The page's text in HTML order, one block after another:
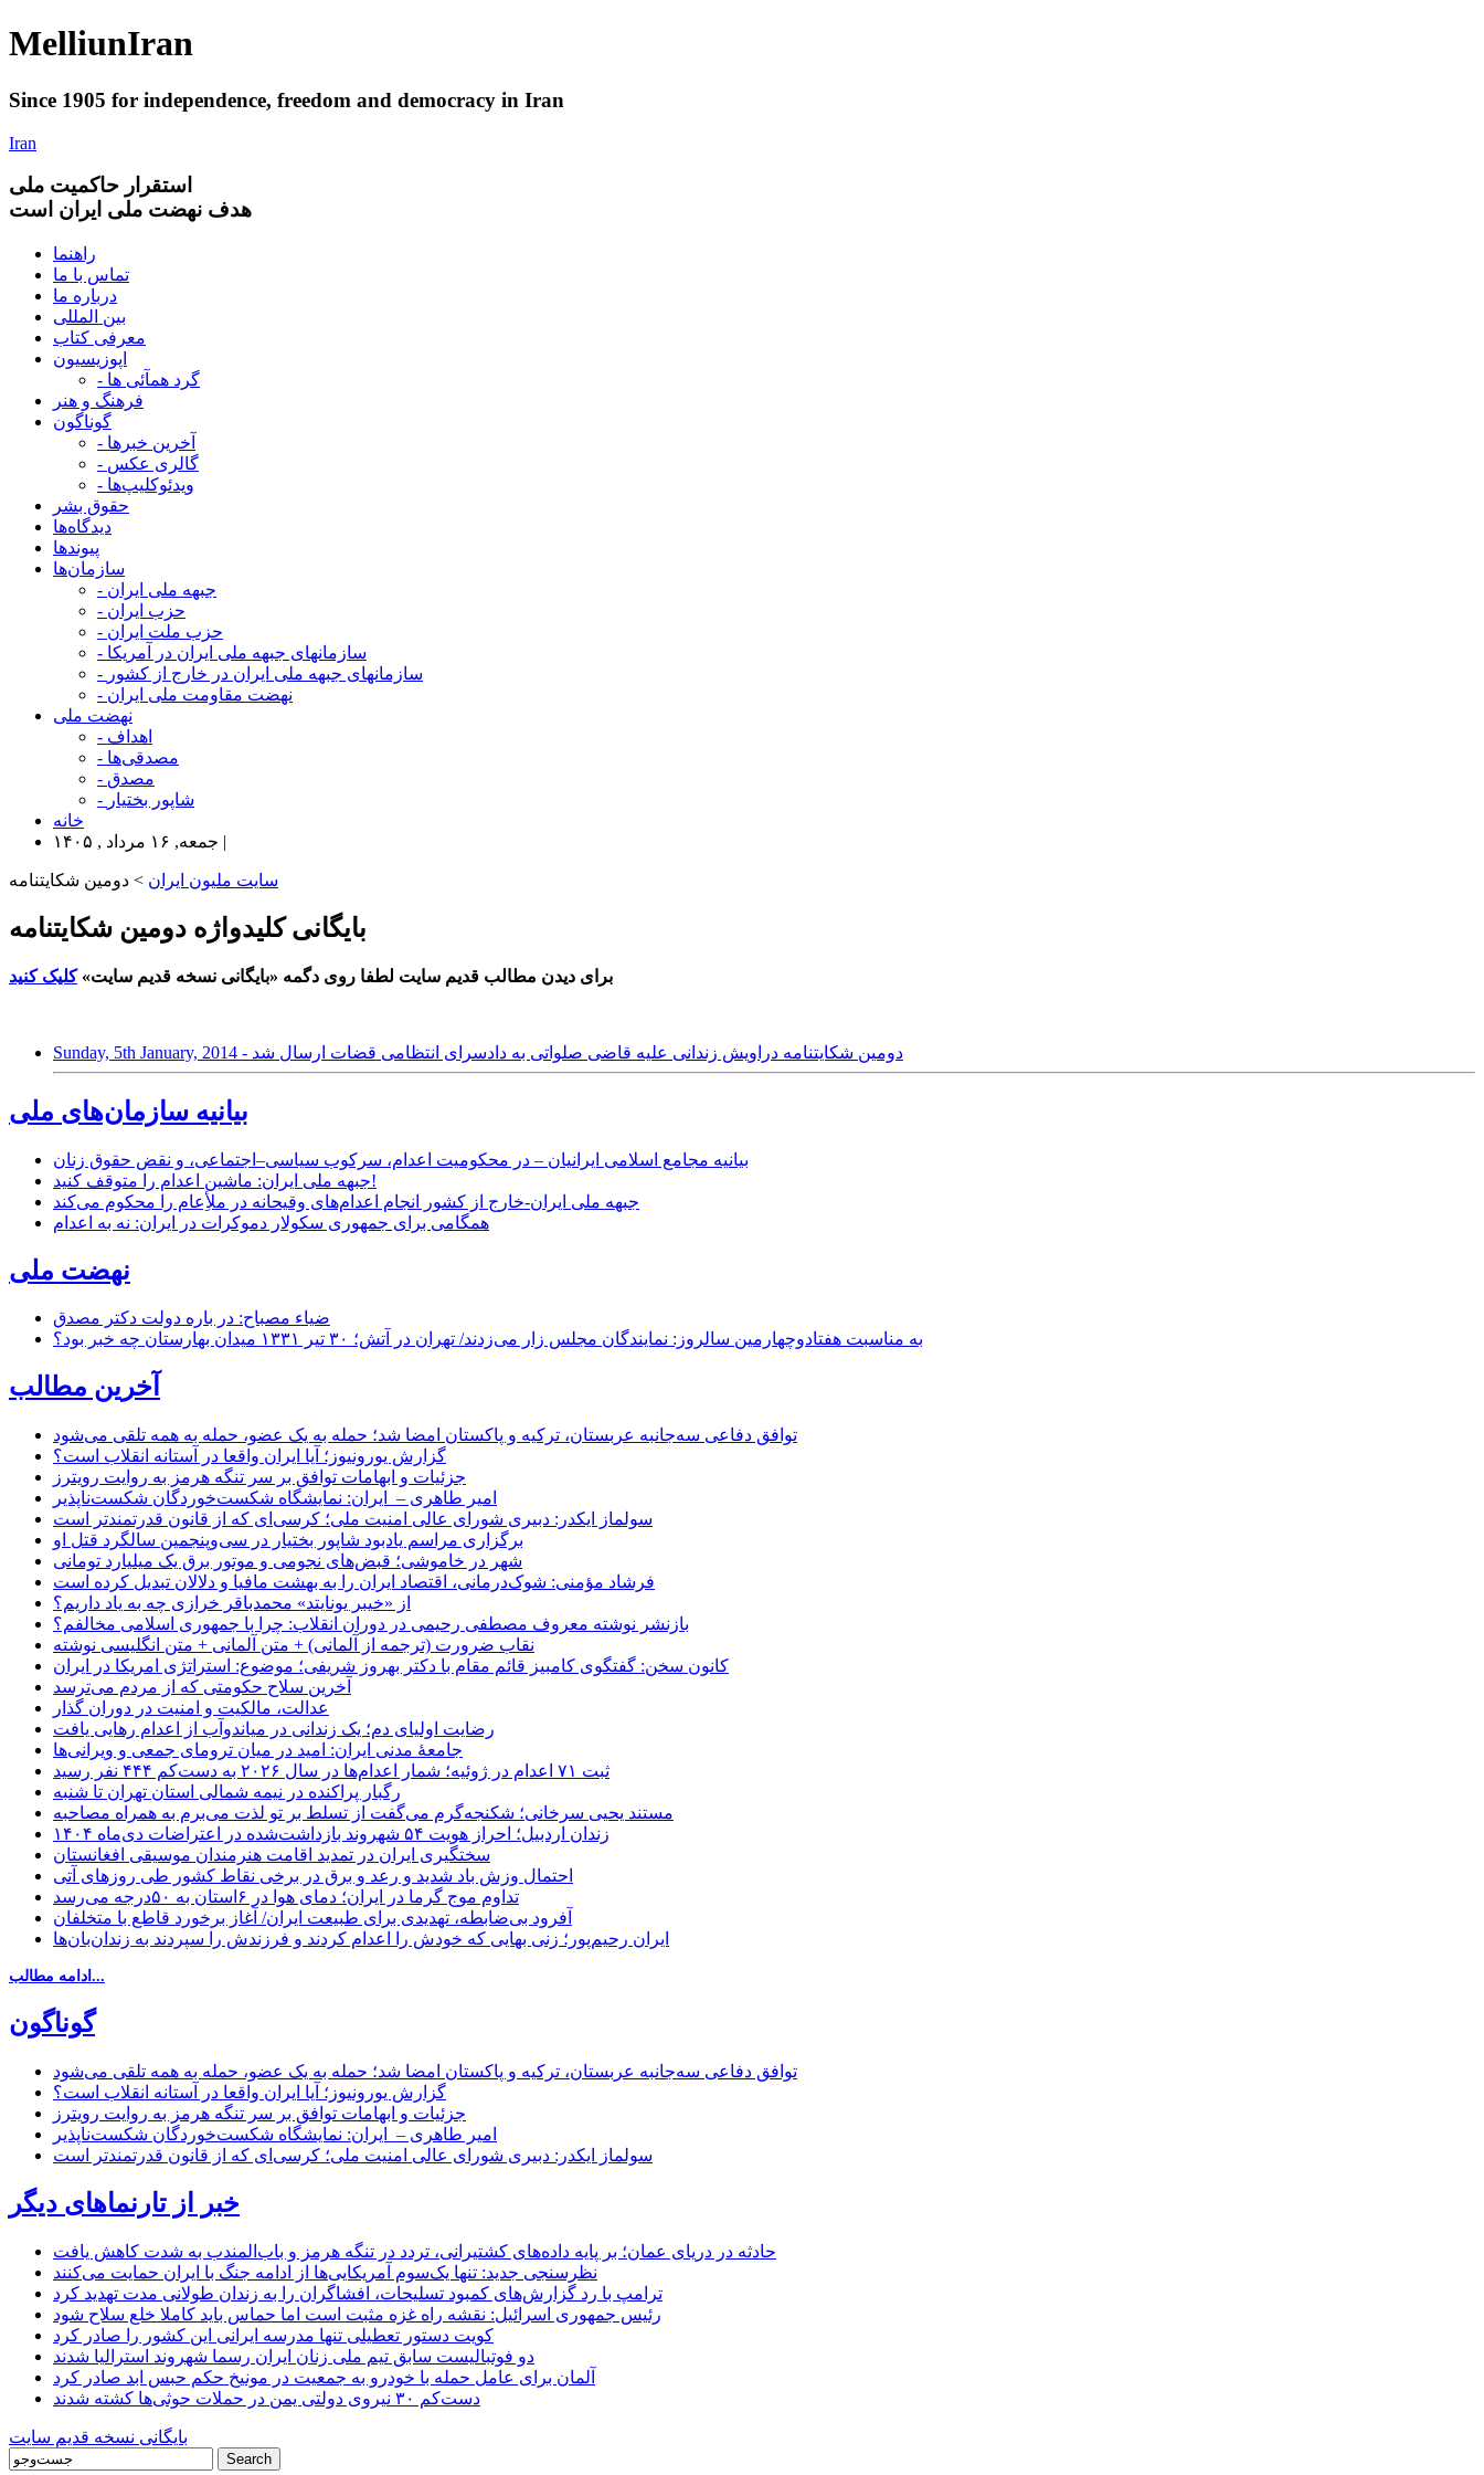
MelliunIran
Since 1905 for independence, freedom and democracy in Iran
Iran
استقرار حاکميت ملی
هدف نهضت ملی ایران است
راهنما
تماس با ما
درباره ما
بین المللی
معرفی کتاب
اپوزیسیون
- گرد همآئی ها
فرهنگ و هنر
گوناگون
- آخرین خبرها
- گالری عکس
- ویدئوکلیپ‌ها
حقوق بشر
دیدگاه‌ها
پیوندها
سازمان‌ها
- جبهه ملی ایران
- حزب ایران
- حزب ملت ایران
- سازمانهای جبهه ملی ایران در آمریکا
- سازمانهای جبهه ملی ایران در خارج از کشور
- نهضت مقاومت ملی ایران
نهضت ملی
- اهداف
- مصدقی‌ها
- مصدق
- شاپور بختیار
خانه
جمعه, ۱۶ مرداد , ۱۴۰۵ |
سایت ملیون ایران > دومین شکایتنامه
بایگانی کلیدواژه دومین شکایتنامه
برای دیدن مطالب قدیم سایت لطفا روی دگمه «بایگانی نسخه قدیم سایت»کلیک کنید
Sunday, 5th January, 2014 - دومین شکایتنامه دراویش زندانی علیه قاضی صلواتی به دادسرای انتظامی قضات ارسال شد
بیانیه سازمان‌های ملی
بیانیه مجامع اسلامی ایرانیان – در محکومیت اعدام، سرکوب سیاسی–اجتماعی، و نقض حقوق زنان
جبهه ملی ایران: ماشین اعدام را متوقف کنید!
جبهه ملی ایران-خارج از کشور انجام اعدام‌های وقیحانه در ملأِعام را محکوم می‌کند
همگامی برای جمهوری سکولار دموکرات در ایران: نه به اعدام
نهضت ملی
ضیاء مصباح: در باره دولت دکتر مصدق
به مناسبت هفتادوچهارمین سالروز: نمایندگان مجلس زار می‌زدند/ تهران در آتش؛ ۳۰ تیر ۱۳۳۱ میدان بهارستان چه خبر بود؟
آخرین مطالب
توافق دفاعی سه‌جانبه عربستان، ترکیه و پاکستان امضا شد؛ حمله به یک عضو، حمله به همه تلقی می‌شود
گزارش یورونیوز؛ آیا ایران واقعا در آستانه انقلاب است؟
جزئیات و ابهامات توافق بر سر تنگه هرمز به روایت رویترز
امیر طاهری – ایران: نمایشگاه شکست‌خوردگان شکست‌ناپذیر
سولماز ایکدر: دبیری شورای عالی امنیت ملی؛ کرسی‌ای که از قانون قدرتمندتر است
برگزاری مراسم یادبود شاپور بختیار در سی‌وپنجمین سالگرد قتل او
شهر در خاموشی؛ قبض‌های نجومی و موتور برق یک میلیارد تومانی
فرشاد مؤمنی: شوک‌درمانی، اقتصاد ایران را به بهشت مافیا و دلالان تبدیل کرده است
از «خیبر یونایتد» محمدباقر خرازی چه به یاد داریم؟
بازنشر نوشته معروف مصطفی رحیمی در دوران انقلاب: چرا با جمهوری اسلامی مخالفم؟
نقاب ضرورت (ترجمه از آلمانی) + متن آلمانی + متن انگلیسی نوشته
کانون سخن: گفتگوی کامبیز قائم مقام با دکتر بهروز شریفی؛ موضوع: استراتژی امریکا در ایران
آخرین سلاح حکومتی که از مردم می‌ترسد
عدالت، مالکیت و امنیت در دوران گذار
رضایت اولیای دم؛ یک زندانی در میاندوآب از اعدام رهایی یافت
جامعهٔ مدنی ایران: امید در میان ترومای جمعی و ویرانی‌ها
ثبت ۷۱ اعدام در ژوئیه؛ شمار اعدام‌ها در سال ۲۰۲۶ به دست‌کم ۴۴۴ نفر رسید
رگبار پراکنده در نیمه شمالی استان تهران تا شنبه
مستند یحیی سرخانی؛ شکنجه‌گرم می‌گفت از تسلط بر تو لذت می‌برم به همراه مصاحبه
زندان اردبیل؛ احراز هویت ۵۴ شهروند بازداشت‌شده در اعتراضات دی‌ماه ۱۴۰۴
سختگیری ایران در تمدید اقامت هنرمندان موسیقی افغانستان
احتمال وزش باد شدید و رعد و برق در برخی نقاط کشور طی روزهای آتی
تداوم موج گرما در ایران؛ دمای هوا در ۶استان به ۵۰درجه می‌رسد
آفرود بی‌ضابطه، تهدیدی برای طبیعت ایران/ آغاز برخورد قاطع با متخلفان
ایران رحیم‌پور؛ زنی بهایی که خودش را اعدام کردند و فرزندش را سپردند به زندان‌بان‌ها
ادامه مطالب...
گوناگون
توافق دفاعی سه‌جانبه عربستان، ترکیه و پاکستان امضا شد؛ حمله به یک عضو، حمله به همه تلقی می‌شود
گزارش یورونیوز؛ آیا ایران واقعا در آستانه انقلاب است؟
جزئیات و ابهامات توافق بر سر تنگه هرمز به روایت رویترز
امیر طاهری – ایران: نمایشگاه شکست‌خوردگان شکست‌ناپذیر
سولماز ایکدر: دبیری شورای عالی امنیت ملی؛ کرسی‌ای که از قانون قدرتمندتر است
خبر از تارنماهای دیگر
حادثه در دریای عمان؛ بر پایه داده‌های کشتیرانی، تردد در تنگه هرمز و باب‌المندب به شدت کاهش یافت
نظرسنجی جدید: تنها یک‌سوم آمریکایی‌ها از ادامه جنگ با ایران حمایت می‌کنند
ترامپ با رد گزارش‌های کمبود تسلیحات، افشاگران را به زندان طولانی مدت تهدید کرد
رئیس‌ جمهوری اسرائیل: نقشه راه غزه مثبت است اما حماس باید کاملا خلع سلاح شود
کویت دستور تعطیلی تنها مدرسه ایرانی این کشور را صادر کرد
دو فوتبالیست سابق تیم ملی زنان ایران رسما شهروند استرالیا شدند
آلمان برای عامل حمله با خودرو به جمعیت در مونیخ حکم حبس ابد صادر کرد
دست‌کم ۳۰ نیروی دولتی یمن در حملات حوثی‌ها کشته شدند
بایگانی نسخه قدیم سایت